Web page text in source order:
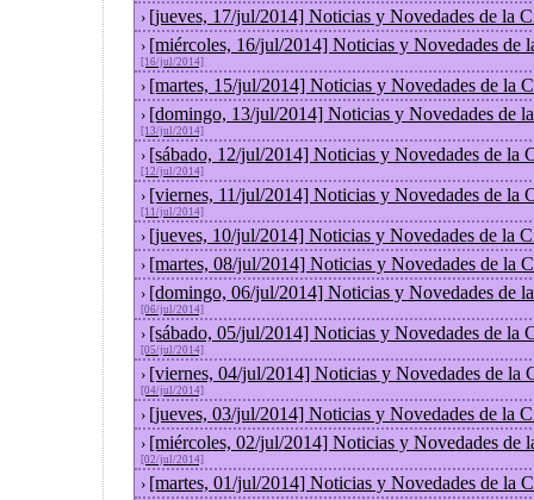
› [jueves, 17/jul/2014] Noticias y Novedades de la
› [miércoles, 16/jul/2014] Noticias y Novedades de
[16/jul/2014]
› [martes, 15/jul/2014] Noticias y Novedades de la
› [domingo, 13/jul/2014] Noticias y Novedades de
[13/jul/2014]
› [sábado, 12/jul/2014] Noticias y Novedades de la
[12/jul/2014]
› [viernes, 11/jul/2014] Noticias y Novedades de la
[11/jul/2014]
› [jueves, 10/jul/2014] Noticias y Novedades de la
› [martes, 08/jul/2014] Noticias y Novedades de la
› [domingo, 06/jul/2014] Noticias y Novedades de
[06/jul/2014]
› [sábado, 05/jul/2014] Noticias y Novedades de la
[05/jul/2014]
› [viernes, 04/jul/2014] Noticias y Novedades de la
[04/jul/2014]
› [jueves, 03/jul/2014] Noticias y Novedades de la
› [miércoles, 02/jul/2014] Noticias y Novedades de
[02/jul/2014]
› [martes, 01/jul/2014] Noticias y Novedades de la